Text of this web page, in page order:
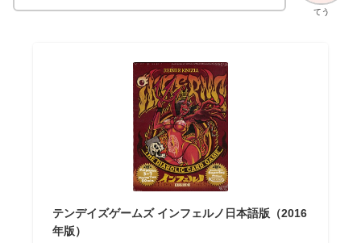
てう
テンデイズゲームズ インフェルノ日本語版（2016
年版）